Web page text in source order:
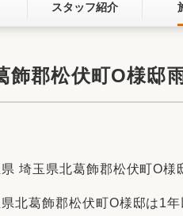
ベランダ・バルコニー
まの声
サービス向上・品質改善の取り組み
スタッフ紹介
飾郡松伏町O様邸
埼玉県北葛飾郡松伏町O様
北葛飾郡松伏町O様邸は1